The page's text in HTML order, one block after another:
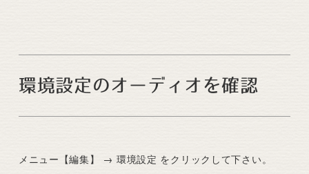
環境設定のオーディオを確認
メニュー【編集】 → 環境設定 をクリックして下さい。